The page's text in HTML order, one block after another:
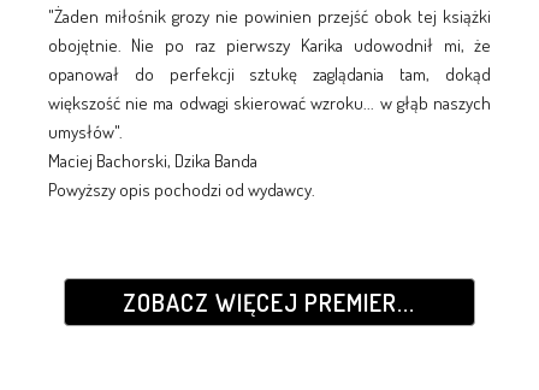
"Żaden miłośnik grozy nie powinien przejść obok tej książki
obojętnie. Nie po raz pierwszy Karika udowodnił mi, że
opanował do perfekcji sztukę zaglądania tam, dokąd
większość nie ma odwagi skierować wzroku... w głąb naszych
umysłów".
Maciej Bachorski, Dzika Banda
Powyższy opis pochodzi od wydawcy.
ZOBACZ WIĘCEJ PREMIER...